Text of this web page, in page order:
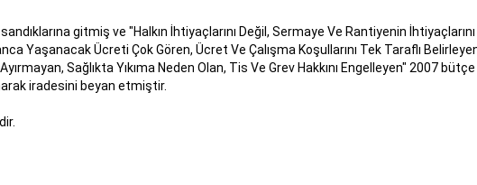
gitmiş ve "Halkın İhtiyaçlarını Değil, Sermaye Ve Rantiyenin İhtiyaçlarını
Yaşanacak Ücreti Çok Gören, Ücret Ve Çalışma Koşullarını Tek Taraflı
Sağlıkta Yıkıma Neden Olan, Tis Ve Grev Hakkını Engelleyen" 2007 bütçe
iradesini beyan etmiştir.